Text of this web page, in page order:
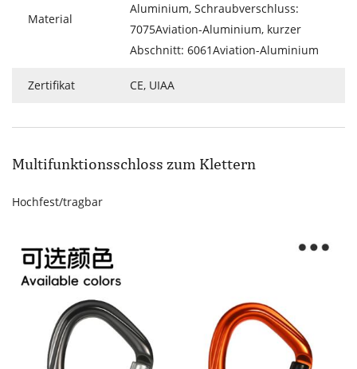
Material
Aluminium, Schraubverschluss:
7075Aviation-Aluminium, kurzer
Abschnitt: 6061Aviation-Aluminium
Zertifikat CE, UIAA
Multifunktionsschloss zum Klettern
Hochfest/tragbar